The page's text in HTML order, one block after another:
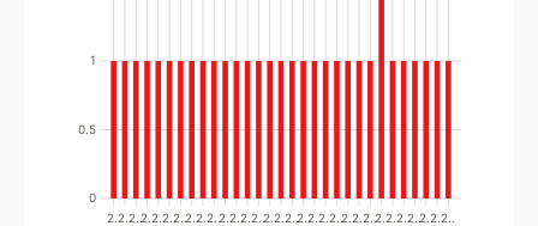
0
0.5
1
2..2..2..2..2..2..2..2..2..2..2..2..2..2..2..2..2..2..2..2..2..2..2..2..2..2..2..2..2..2..2..